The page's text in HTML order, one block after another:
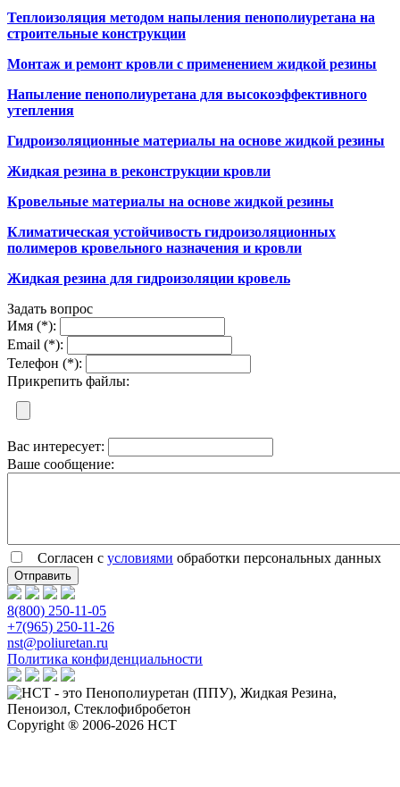
Теплоизоляция методом напыления пенополиуретана на
строительные конструкции
Монтаж и ремонт кровли с применением жидкой резины
Напыление пенополиуретана для высокоэффективного
утепления
Гидроизоляционные материалы на основе жидкой резины
Жидкая резина в реконструкции кровли
Кровельные материалы на основе жидкой резины
Климатическая устойчивость гидроизоляционных
полимеров кровельного назначения и кровли
Жидкая резина для гидроизоляции кровель
Задать вопрос
Имя (*):
Email (*):
Телефон (*):
Прикрепить файлы:
Вас интересует:
Ваше сообщение:
Согласен с условиями обработки персональных данных
8(800) 250-11-05
+7(965) 250-11-26
nst@poliuretan.ru
Политика конфиденциальности
Copyright ® 2006-2026 НСТ